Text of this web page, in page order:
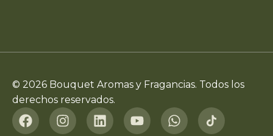
© 2026 Bouquet Aromas y Fragancias. Todos los
derechos reservados.